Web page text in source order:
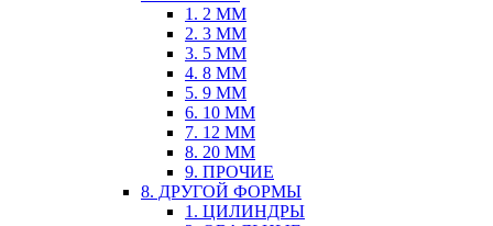
1. 2 ММ
2. 3 ММ
3. 5 ММ
4. 8 ММ
5. 9 ММ
6. 10 ММ
7. 12 ММ
8. 20 ММ
9. ПРОЧИЕ
8. ДРУГОЙ ФОРМЫ
1. ЦИЛИНДРЫ